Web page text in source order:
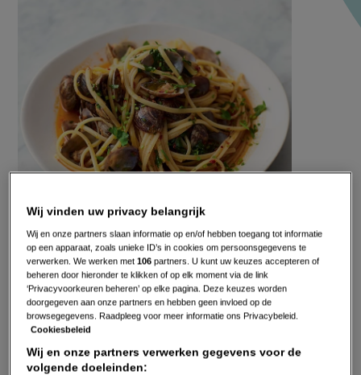
&#039;nduja
Gepubliceerd op: 20-10-17
Bewerkt op: 13-04-2026
Wij vinden uw privacy belangrijk
Wij en onze partners slaan informatie op en/of hebben toegang tot informatie
op een apparaat, zoals unieke ID’s in cookies om persoonsgegevens te
verwerken. We werken met106 partners. U kunt uw keuzes accepteren of
beheren door hieronder te klikken of op elk moment via de link
‘Privacyvoorkeuren beheren’ op elke pagina. Deze keuzes worden
doorgegeven aan onze partners en hebben geen invloed op de
browsegegevens. Raadpleeg voor meer informatie ons Privacybeleid.
Cookiesbeleid
Wij en onze partners verwerken gegevens voor de
volgende doeleinden: